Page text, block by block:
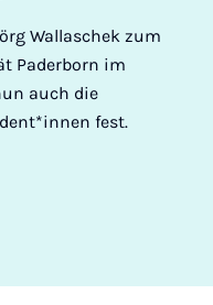
Wallaschek zum
Paderborn im
auch die
fest.